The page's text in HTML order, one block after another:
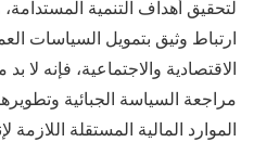
لتحقيق أهداف التنمية
ارتباط وثيق بتمويل السياسات
الاقتصادية والاجتماعية، فإنه
مراجعة السياسة الجبائية
الموارد المالية المستقلة اللازمة